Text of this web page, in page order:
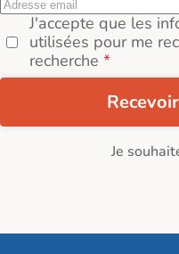
J'accepte que les
utilisées pour me
recherche
Je